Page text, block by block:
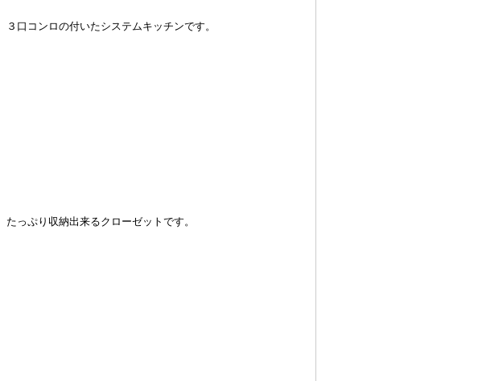
３口コンロの付いたシステムキッチンです。
たっぷり収納出来るクローゼットです。